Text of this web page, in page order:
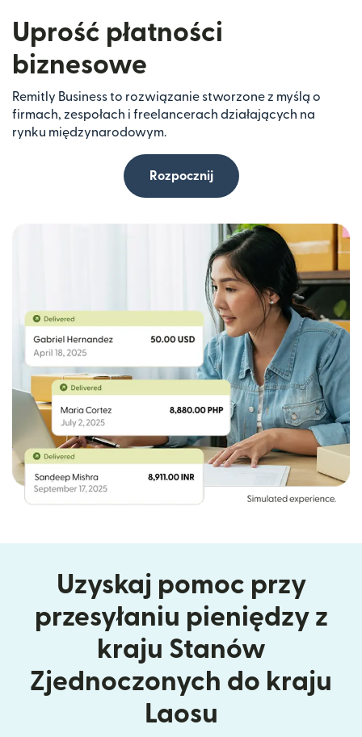
Uprość płatności
biznesowe
Remitly Business to rozwiązanie stworzone z myślą o
firmach, zespołach i freelancerach działających na
rynku międzynarodowym.
Rozpocznij
Uzyskaj pomoc przy
przesyłaniu pieniędzy z
kraju Stanów
Zjednoczonych do kraju
Laosu